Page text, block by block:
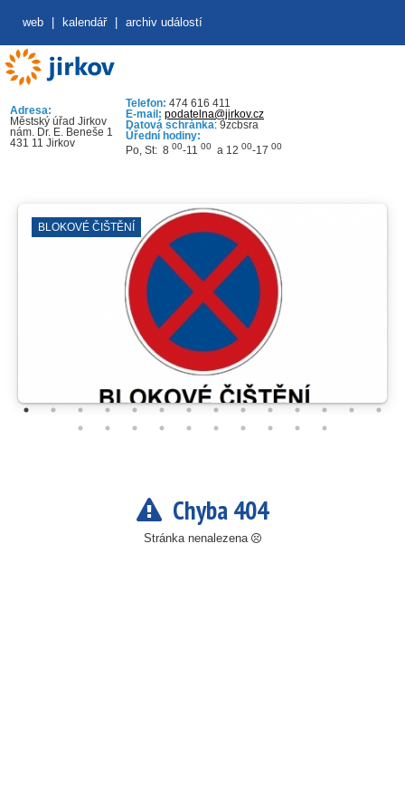
web kalendář archiv událostí
Adresa:
Městský úřad Jirkov
nám. Dr. E. Beneše 1
431 11 Jirkov
Telefon: 474 616 411
E-mail: podatelna@jirkov.cz
Datová schránka: 9zcbsra
Úřední hodiny:
Po, St: 8 00-11 00 a 12 00-17 00
BLOKOVÉ ČIŠTĚNÍ
Chyba 404
Stránka nenalezena